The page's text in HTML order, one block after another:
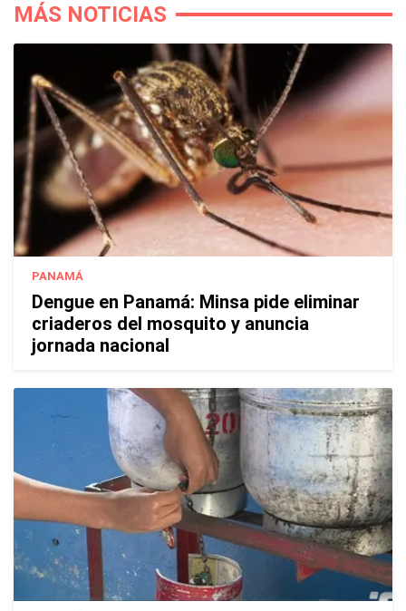
MÁS NOTICIAS
PANAMÁ
Dengue en Panamá: Minsa pide eliminar
criaderos del mosquito y anuncia
jornada nacional